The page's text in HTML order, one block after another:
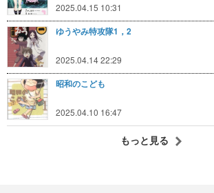
2025.04.15 10:31
ゆうやみ特攻隊1，2
2025.04.14 22:29
昭和のこども
2025.04.10 16:47
もっと見る